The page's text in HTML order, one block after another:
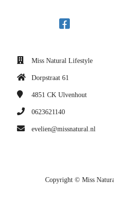
Miss Natural Lifestyle
Dorpstraat 61
4851 CK Ulvenhout
0623621140
evelien@missnatural.nl
Copyright © Miss